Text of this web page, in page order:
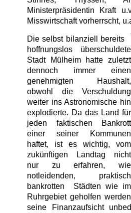
Ministerpräsidentin Kraft
Misswirtschaft vorherrscht,
Die selbst bilanziell
bereits
hoffnungslos überschuldete
Stadt Mülheim hatte zuletzt
dennoch immer einen
genehmigten Haushalt,
obwohl die Verschuldung
weiter ins Astronomische hin
explodierte. Da das Land für
jeden faktischen Bankrott
einer seiner Kommunen
haftet, ist es wichtig, vom
zukünftigen Landtag nicht
nur zu erfahren, wie
notleidenden, praktisch
bankrotten Städten wie im
Ruhrgebiet geholfen
seine Finanzaufsicht